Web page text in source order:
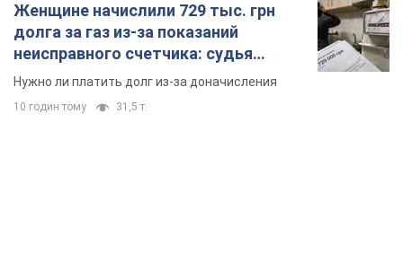
Женщине начислили 729 тыс. грн
долга за газ из-за показаний
неисправного счетчика: судья
вынес неожиданное решение
Нужно ли платить долг из-за доначисления
10 годин тому 31,5 т.